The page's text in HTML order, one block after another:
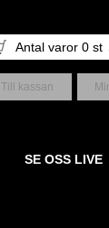
Antal varor 0 st
Till kassan
SE OSS LIVE